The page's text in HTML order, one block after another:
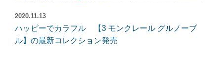
2020.11.13
ハッピーでカラフル 【3 モンクレール グルノーブ
ル】の最新コレクション発売